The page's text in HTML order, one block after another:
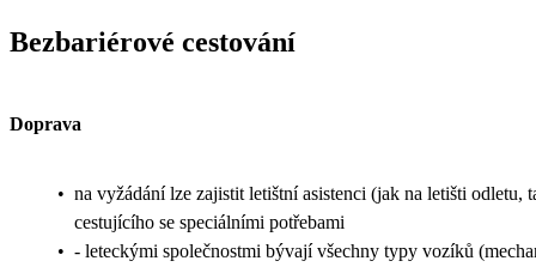
Bezbariérové cestování
Doprava
• na vyžádání lze zajistit letištní asistenci (jak na letišti odletu,
cestujícího se speciálními potřebami
• - leteckými společnostmi bývají všechny typy vozíků